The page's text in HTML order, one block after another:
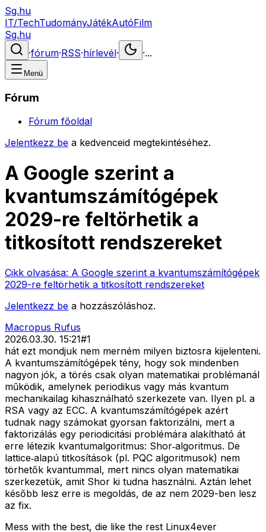
Sg.hu
IT/TechTudományJátékAutóFilm
Sg.hu
·fórum·RSS·hírlevél· ·...
Menü
Fórum
Fórum főoldal
Jelentkezz be a kedvenceid megtekintéséhez.
A Google szerint a
kvantumszámítógépek
2029-re feltörhetik a
titkosított rendszereket
Cikk olvasása: A Google szerint a kvantumszámítógépek
2029-re feltörhetik a titkosított rendszereket
Jelentkezz be a hozzászóláshoz.
Macropus Rufus
2026.03.30. 15:21#1
hát ezt mondjuk nem merném milyen biztosra kijelenteni.
A kvantumszámítógépek tény, hogy sok mindenben
nagyon jók, a törés csak olyan matematikai problémanál
működik, amelynek periodikus vagy más kvantum
mechanikailag kihasználható szerkezete van. Ilyen pl. a
RSA vagy az ECC. A kvantumszámítógépek azért
tudnak nagy számokat gyorsan faktorizálni, mert a
faktorizálás egy periodicitási problémára alakítható át
erre létezik kvantumalgoritmus: Shor‑algoritmus. De
lattice‑alapú titkosítások (pl. PQC algoritmusok) nem
törhetők kvantummal, mert nincs olyan matematikai
szerkezetük, amit Shor ki tudna használni. Aztán lehet
később lesz erre is megoldás, de az nem 2029-ben lesz
az fix.
Mess with the best, die like the rest Linux4ever